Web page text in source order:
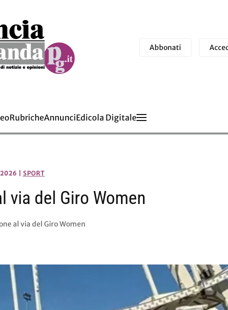
Abbonati
RubricheAnnunciEdicola Digitale
SPORT
via del Giro Women
al via del Giro Women